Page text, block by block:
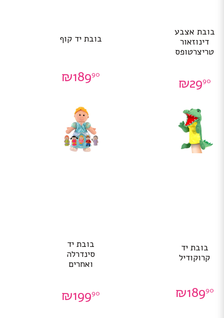
בובת אצבע
דינוזאור
טריצרטופס
₪2990
בובת יד קוף
₪18990
בובת יד
קרוקודיל
₪18990
בובת יד
סינדרלה
ואחרים
₪19990